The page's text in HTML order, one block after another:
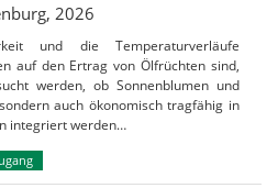
2026
und die Temperaturverläufe
auf den Ertrag von Ölfrüchten sind,
werden, ob Sonnenblumen und
auch ökonomisch tragfähig in
integriert werden…